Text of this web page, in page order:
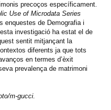
precoços específicament.
Use of Microdata Series
enquestes de Demografia i
investigació ha estat el de
sentit mitjançant la
diferents ja que tots
en termes d’èxit
prevalença de matrimoni
m-gucci.